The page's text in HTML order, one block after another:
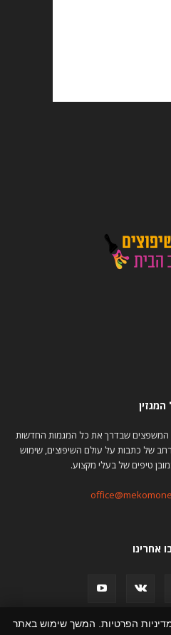
המגזין
המשפצים שבדרך את כל המגמות החדשות
רחב של כתבות על עולם השיפוצים, שימוש
טיפים של בעלי מקצוע.
אחרינו
הפרטיות. המשך שימוש באתר